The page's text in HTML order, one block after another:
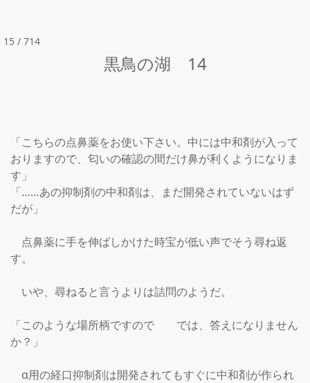
15 / 714
黒鳥の湖 14
「こちらの点鼻薬をお使い下さい。中には中和剤が入って
おりますので、匂いの確認の間だけ鼻が利くようになりま
す」
「……あの抑制剤の中和剤は、まだ開発されていないはず
だが」
点鼻薬に手を伸ばしかけた時宝が低い声でそう尋ね返
す。
いや、尋ねると言うよりは詰問のようだ。
「このような場所柄ですので　　では、答えになりません
か？」
α用の経口抑制剤は開発されてもすぐに中和剤が作られ